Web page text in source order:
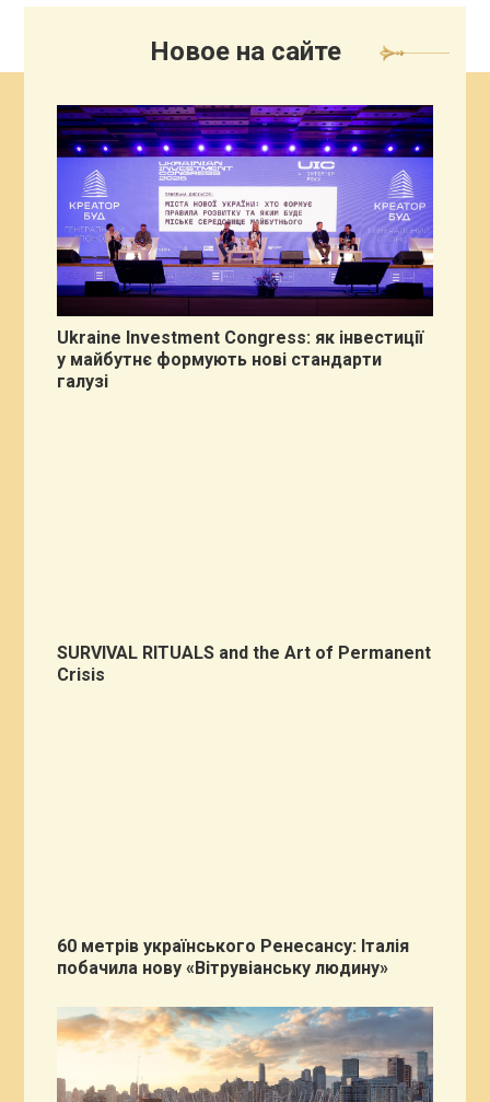
Новое на сайте
Ukraine Investment Congress: як інвестиції
у майбутнє формують нові стандарти
галузі
SURVIVAL RITUALS and the Art of Permanent
Crisis
60 метрів українського Ренесансу: Італія
побачила нову «Вітрувіанську людину»